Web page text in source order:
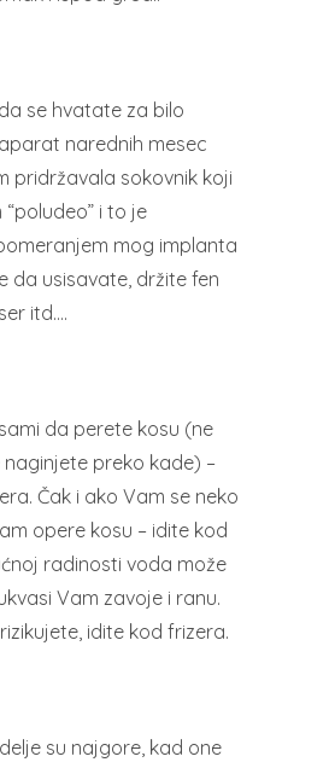
se hvatate za bilo
narednih mesec
pridržavala sokovnik koji
i to je
mog implanta
da usisavate, držite fen
itd….
da perete kosu (ne
preko kade) –
Čak i ako Vam se neko
opere kosu – idite kod
radinosti voda može
Vam zavoje i ranu.
idite kod frizera.
su najgore, kad one